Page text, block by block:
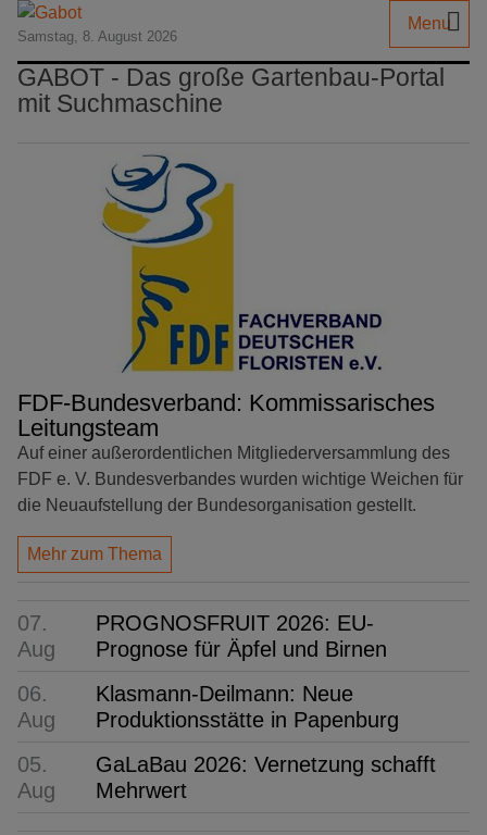
Samstag, 8. August 2026
Menu
GABOT - Das große Gartenbau-Portal
mit Suchmaschine
FDF-Bundesverband: Kommissarisches
Leitungsteam
Auf einer außerordentlichen Mitgliederversammlung des
FDF e. V. Bundesverbandes wurden wichtige Weichen für
die Neuaufstellung der Bundesorganisation gestellt.
Mehr zum Thema
07.
Aug
PROGNOSFRUIT 2026: EU-
Prognose für Äpfel und Birnen
06.
Aug
Klasmann-Deilmann: Neue
Produktionsstätte in Papenburg
05.
Aug
GaLaBau 2026: Vernetzung schafft
Mehrwert